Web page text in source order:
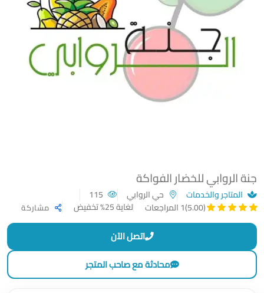
جنة الروابي للخضار الفواكة
المتاجر والخدمات حي الروابي
(5.00)
1 المراجعات لغاية 25% تخفيض مشاركة
اتصل الآن
محادثة مع صاحب المتجر